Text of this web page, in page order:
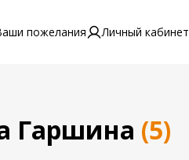
пожелания Личный кабинет
Гаршина (5)